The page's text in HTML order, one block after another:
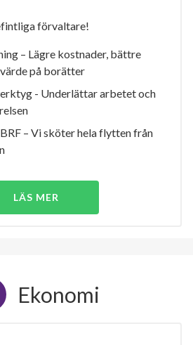
förvaltare!
– Lägre kostnader, bättre
på borätter
- Underlättar arbetet och
– Vi sköter hela flytten från
LÄS MER
Ekonomi